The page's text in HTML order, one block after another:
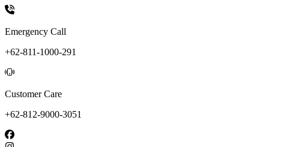
Emergency Call
+62-811-1000-291
Customer Care
+62-812-9000-3051